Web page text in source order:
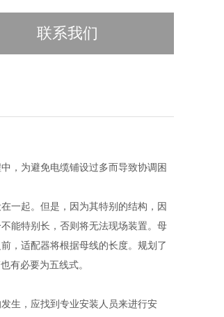
联系我们
，为避免电缆铺设过多而导致协调困
一起。但是，因为其特别的结构，因
能特别长，否则将无法现场装置。母
，适配器将根据母线的长度。规划了
有必要为五线式。
生，应找到专业安装人员来进行安